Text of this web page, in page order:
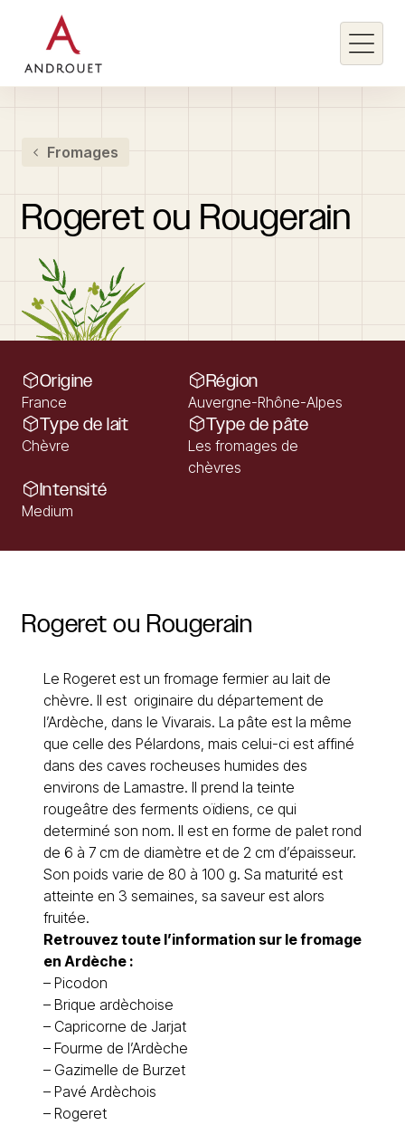
Rechercher un mot clé
Fromages
Rogeret ou Rougerain
Origine
France
Région
Auvergne-Rhône-Alpes
Type de lait
Chèvre
Type de pâte
Les fromages de
chèvres
Intensité
Medium
Rogeret ou Rougerain
Le Rogeret est un fromage fermier au lait de
chèvre. Il est originaire du département de
l’Ardèche, dans le Vivarais. La pâte est la même
que celle des Pélardons, mais celui-ci est affiné
dans des caves rocheuses humides des
environs de Lamastre. Il prend la teinte
rougeâtre des ferments oïdiens, ce qui
determiné son nom. Il est en forme de palet rond
de 6 à 7 cm de diamètre et de 2 cm d’épaisseur.
Son poids varie de 80 à 100 g. Sa maturité est
atteinte en 3 semaines, sa saveur est alors
fruitée.
Retrouvez toute l’information sur lefromage
en Ardèche :
– Picodon
– Brique ardèchoise
– Capricorne de Jarjat
– Fourme de l’Ardèche
– Gazimelle de Burzet
– Pavé Ardèchois
– Rogeret